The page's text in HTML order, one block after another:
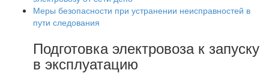
Меры безопасности при устранении неисправностей в
пути следования
Подготовка электровоза к запуску
в эксплуатацию